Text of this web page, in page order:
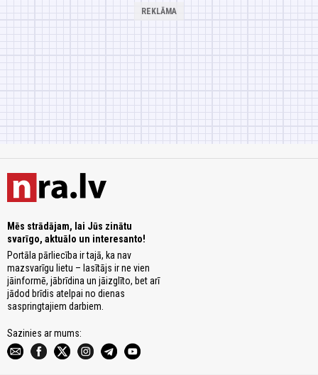
Mēs strādājam, lai Jūs zinātu
svarīgo, aktuālo un interesanto!
Portāla pārliecība ir tajā, ka nav
mazsvarīgu lietu – lasītājs ir ne vien
jāinformē, jābrīdina un jāizglīto, bet arī
jādod brīdis atelpai no dienas
saspringtajiem darbiem.
Sazinies ar mums: